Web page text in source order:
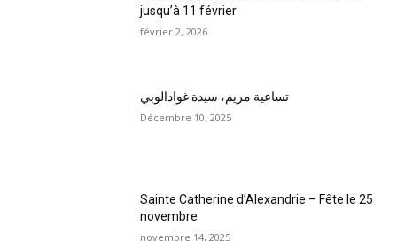
jusqu’à 11 février
février 2, 2026
تساعية مريم، سيدة غوادالوبي
Décembre 10, 2025
Sainte Catherine d’Alexandrie – Fête le 25
novembre
novembre 14, 2025